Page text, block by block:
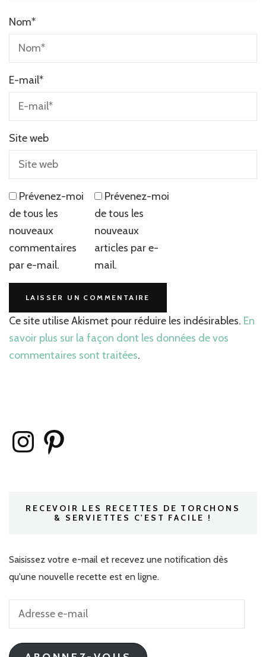
Nom*
E-mail*
Site web
Prévenez-moi
de tous les
nouveaux
commentaires
par e-mail.
Prévenez-moi
de tous les
nouveaux
articles par e-
mail.
Ce site utilise Akismet pour réduire les indésirables. En
savoir plus sur la façon dont les données de vos
commentaires sont traitées.
InstagramPinterest
RECEVOIR LES RECETTES DE TORCHONS
& SERVIETTES C'EST FACILE !
Saisissez votre e-mail et recevez une notification dès
qu'une nouvelle recette est en ligne.
Adresse
mail